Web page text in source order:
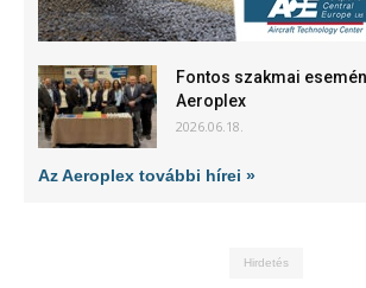
Fontos szakmai
Aeroplex
2026.06.18.
Az Aeroplex további hírei »
Hirdetés